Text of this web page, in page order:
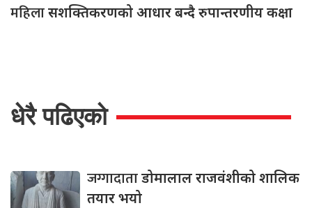
महिलासशक्तिकरणको आधार बन्दै रुपान्तरणीय कक्षा
धेरै पढिएको
जग्गादाताडोमालाल राजवंशीको शालिक
तयार भयो